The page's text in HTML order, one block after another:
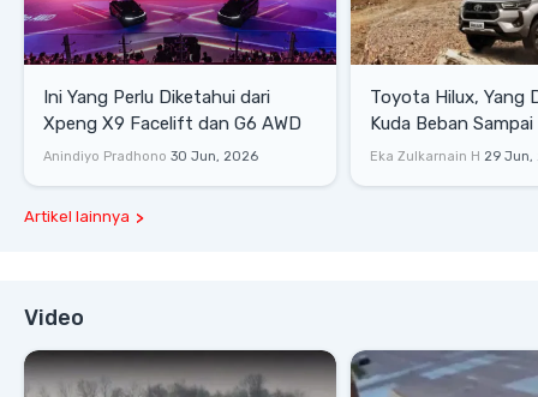
Ini Yang Perlu Diketahui dari
Xpeng X9 Facelift dan G6 AWD
Anindiyo Pradhono 30 Jun, 2026
Toyota Hilux, Yang
Kuda Beban
Lifestyle
Eka Zulkarnain H 29 Jun,
Artikel lainnya
Video